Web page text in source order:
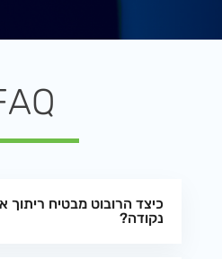
כיצד הרובוט מבטיח ריתוך
נקודה?